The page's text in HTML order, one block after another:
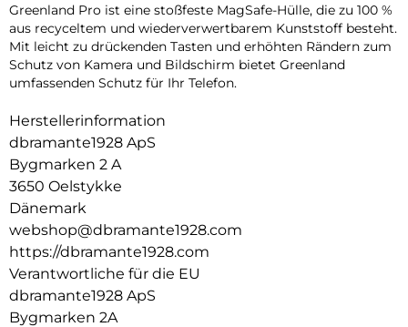
Greenland Pro ist eine stoßfeste MagSafe-Hülle, die zu 100 %
aus recyceltem und wiederverwertbarem Kunststoff besteht.
Mit leicht zu drückenden Tasten und erhöhten Rändern zum
Schutz von Kamera und Bildschirm bietet Greenland
umfassenden Schutz für Ihr Telefon.
Herstellerinformation
dbramante1928 ApS
Bygmarken 2 A
3650 Oelstykke
Dänemark
webshop@dbramante1928.com
https://dbramante1928.com
Verantwortliche für die EU
dbramante1928 ApS
Bygmarken 2A